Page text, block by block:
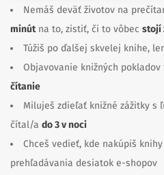
Nemáš deväť životov na
minútna to, zistiť, či to vôbec stojí
Túžiš po ďalšej skvelej knihe,
Objavovanie knižných pokladov
čítanie
Miluješ zdieľať knižné zážitky s
čítal/a do 3 v noci
Chceš vedieť, kde nakúpiš knihy
prehľadávania desiatok e-shopov